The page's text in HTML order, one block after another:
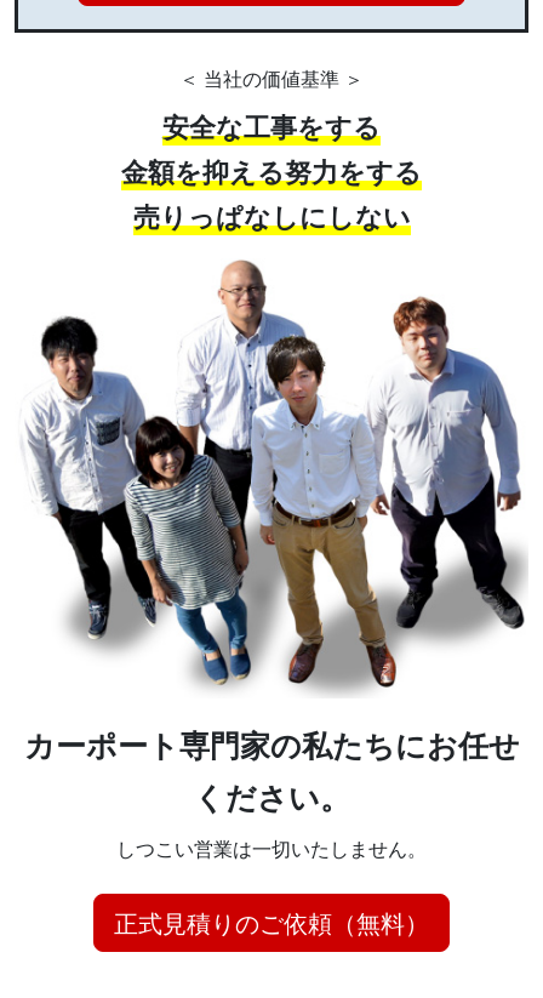
＜ 当社の価値基準 ＞
安全な工事をする
金額を抑える努力をする
売りっぱなしにしない
カーポート専門家の私たちにお任せ
ください。
しつこい営業は一切いたしません。
正式見積りのご依頼（無料）